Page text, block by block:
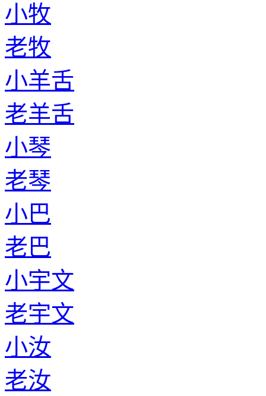
小牧
老牧
小羊舌
老羊舌
小琴
老琴
小巴
老巴
小宇文
老宇文
小汝
老汝